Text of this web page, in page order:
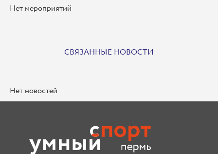
Нет мероприятий
СВЯЗАННЫЕ НОВОСТИ
Нет новостей